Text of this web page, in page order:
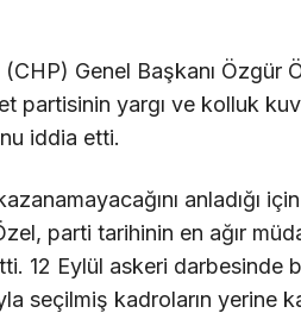
Genel Başkanı Özgür
partisinin yargı ve kolluk
iddia etti.
anladığı
parti tarihinin en ağır
12 Eylül askeri darbesinde
seçilmiş kadroların yerine